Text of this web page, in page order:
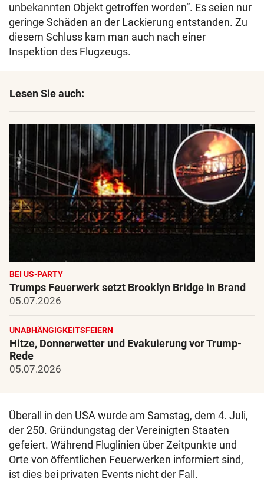
unbekannten Objekt getroffen worden“. Es seien nur
geringe Schäden an der Lackierung entstanden. Zu
diesem Schluss kam man auch nach einer
Inspektion des Flugzeugs.
Lesen Sie auch:
BEI US-PARTY
Trumps Feuerwerk setzt Brooklyn Bridge in Brand
05.07.2026
UNABHÄNGIGKEITSFEIERN
Hitze, Donnerwetter und Evakuierung vor Trump-
Rede
05.07.2026
Überall in den USA wurde am Samstag, dem 4. Juli,
der 250. Gründungstag der Vereinigten Staaten
gefeiert. Während Fluglinien über Zeitpunkte und
Orte von öffentlichen Feuerwerken informiert sind,
ist dies bei privaten Events nicht der Fall.